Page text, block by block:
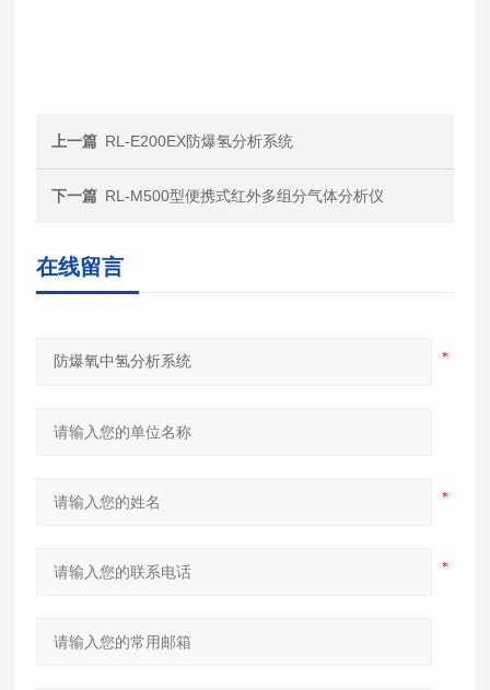
上一篇 RL-E200EX防爆氢分析系统
下一篇 RL-M500型便携式红外多组分气体分析仪
在线留言